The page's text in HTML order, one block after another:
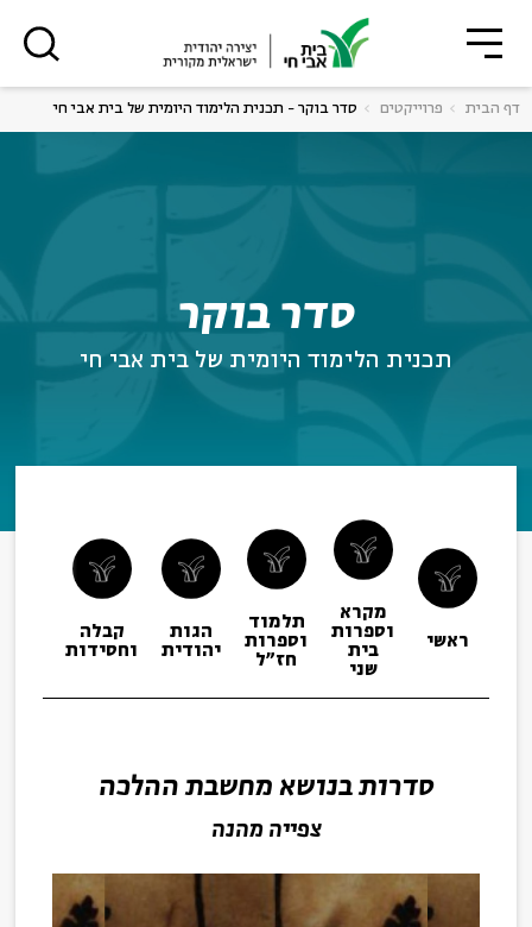
דף הבית פרוייקטים סדר בוקר - תכנית הלימוד היומית של בית אבי חי
סדר בוקר
תכנית הלימוד היומית של בית אבי חי
ראשי
מקרא
וספרות
בית
שני
תלמוד
וספרות
חז"ל
הגות
יהודית
קבלה
וחסידות
סדרות בנושא מחשבת ההלכה
צפייה מהנה
סגור
רוצים לדעת מה קורה
הרשמה